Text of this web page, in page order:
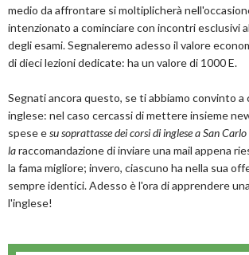
medio da affrontare si moltiplicherà
intenzionato a cominciare con incontri esclusivi
degli esami. Segnaleremo adesso il valore
di dieci lezioni dedicate: ha un valore di 1000 E.
Segnati ancora questo, se ti abbiamo convinto a
inglese: nel caso cercassi di mettere insieme
spese esu soprattasse dei corsi di inglese a San
laraccomandazione di inviare una mail appena
la fama migliore; invero, ciascuno ha nella sua
sempre identici. Adesso è l'ora di apprendere
l'inglese!